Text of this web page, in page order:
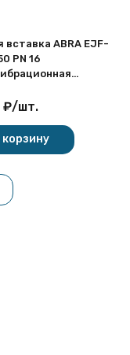
вставка ABRA EJF-
PN 16
₽/шт.
корзину